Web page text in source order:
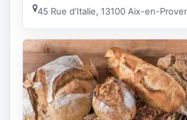
45 Rue d'Italie, 13100 Aix-en-